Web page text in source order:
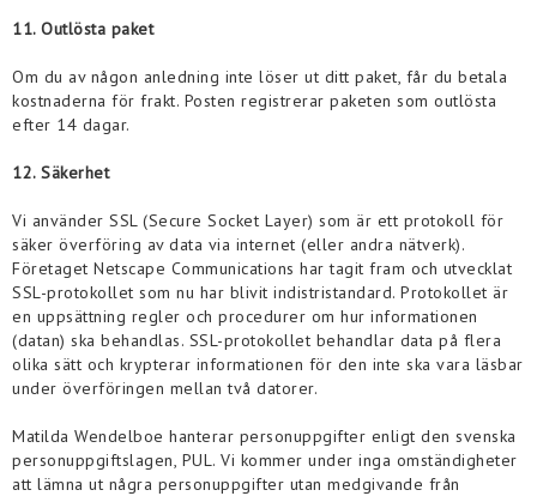
11. Outlösta paket
Om du av någon anledning inte löser ut ditt paket, får du betala
kostnaderna för frakt. Posten registrerar paketen som outlösta
efter 14 dagar.
12. Säkerhet
Vi använder SSL (Secure Socket Layer) som är ett protokoll för
säker överföring av data via internet (eller andra nätverk).
Företaget Netscape Communications har tagit fram och utvecklat
SSL-protokollet som nu har blivit indistristandard. Protokollet är
en uppsättning regler och procedurer om hur informationen
(datan) ska behandlas. SSL-protokollet behandlar data på flera
olika sätt och krypterar informationen för den inte ska vara läsbar
under överföringen mellan två datorer.
Matilda Wendelboe hanterar personuppgifter enligt den svenska
personuppgiftslagen, PUL. Vi kommer under inga omständigheter
att lämna ut några personuppgifter utan medgivande från